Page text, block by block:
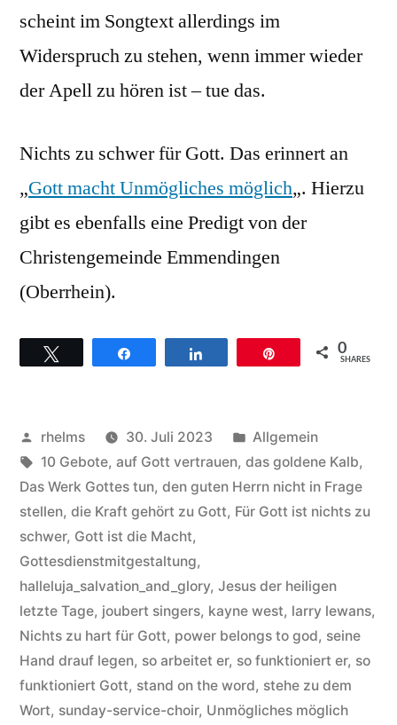
scheint im Songtext allerdings im
Widerspruch zu stehen, wenn immer wieder
der Apell zu hören ist – tue das.
Nichts zu schwer für Gott. Das erinnert an
„Gott macht Unmögliches möglich„. Hierzu
gibt es ebenfalls eine Predigt von der
Christengemeinde Emmendingen
(Oberrhein).
0
SHARES
Veröffentlicht
von
rhelms 30. Juli 2023
Veröffentlicht
unter
Allgemein
Schlagwörter:
10 Gebote, auf Gott vertrauen, das goldene Kalb,
Das Werk Gottes tun, den guten Herrn nicht in Frage
stellen, die Kraft gehört zu Gott, Für Gott ist nichts zu
schwer, Gott ist die Macht,
Gottesdienstmitgestaltung,
halleluja_salvation_and_glory, Jesus der heiligen
letzte Tage, joubert singers, kayne west, larry lewans,
Nichts zu hart für Gott, power belongs to god, seine
Hand drauf legen, so arbeitet er, so funktioniert er, so
funktioniert Gott, stand on the word, stehe zu dem
Wort, sunday-service-choir, Unmögliches möglich